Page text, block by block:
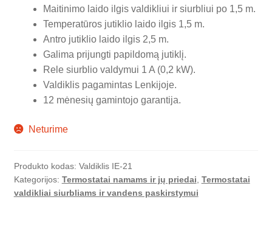
Maitinimo laido ilgis valdikliui ir siurbliui po 1,5 m.
Temperatūros jutiklio laido ilgis 1,5 m.
Antro jutiklio laido ilgis 2,5 m.
Galima prijungti papildomą jutiklį.
Rele siurblio valdymui 1 A (0,2 kW).
Valdiklis pagamintas Lenkijoje.
12 mėnesių gamintojo garantija.
Neturime
Produkto kodas: Valdiklis IE-21
Kategorijos: Termostatai namams ir jų priedai, Termostatai
valdikliai siurbliams ir vandens paskirstymui